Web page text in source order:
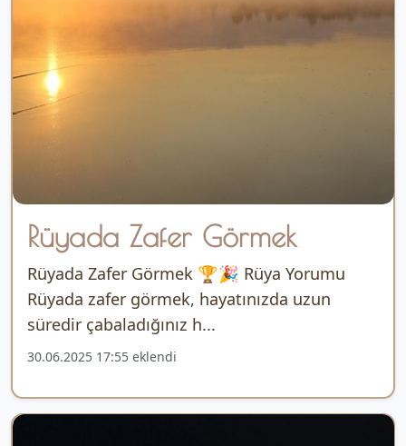
Rüyada Zafer Görmek
Rüyada Zafer Görmek 🏆🎉 Rüya Yorumu
Rüyada zafer görmek, hayatınızda uzun
süredir çabaladığınız h...
30.06.2025 17:55 eklendi